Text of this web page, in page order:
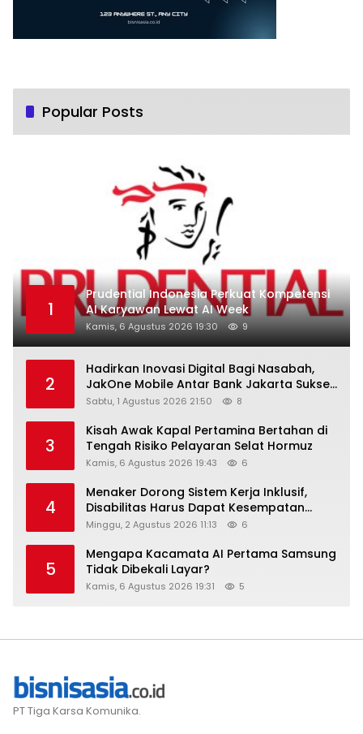
Popular Posts
1
Prudential Indonesia Perkuat Kompetensi
AI Karyawan Lewat AI Week
Kamis, 6 Agustus 2026 19:30 9
2
Hadirkan Inovasi Digital Bagi Nasabah,
JakOne Mobile Antar Bank Jakarta Sukses
Raih Digital Excellence Awards 2026
Sabtu, 1 Agustus 2026 21:50 8
3
Kisah Awak Kapal Pertamina Bertahan di
Tengah Risiko Pelayaran Selat Hormuz
Kamis, 6 Agustus 2026 19:43 6
4
Menaker Dorong Sistem Kerja Inklusif,
Disabilitas Harus Dapat Kesempatan
Setara
Minggu, 2 Agustus 2026 11:13 6
5
Mengapa Kacamata AI Pertama Samsung
Tidak Dibekali Layar?
Kamis, 6 Agustus 2026 19:31 5
PT Tiga Karsa Komunika.